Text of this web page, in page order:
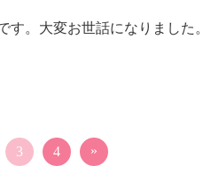
す。大変お世話になりました。
3 4 »